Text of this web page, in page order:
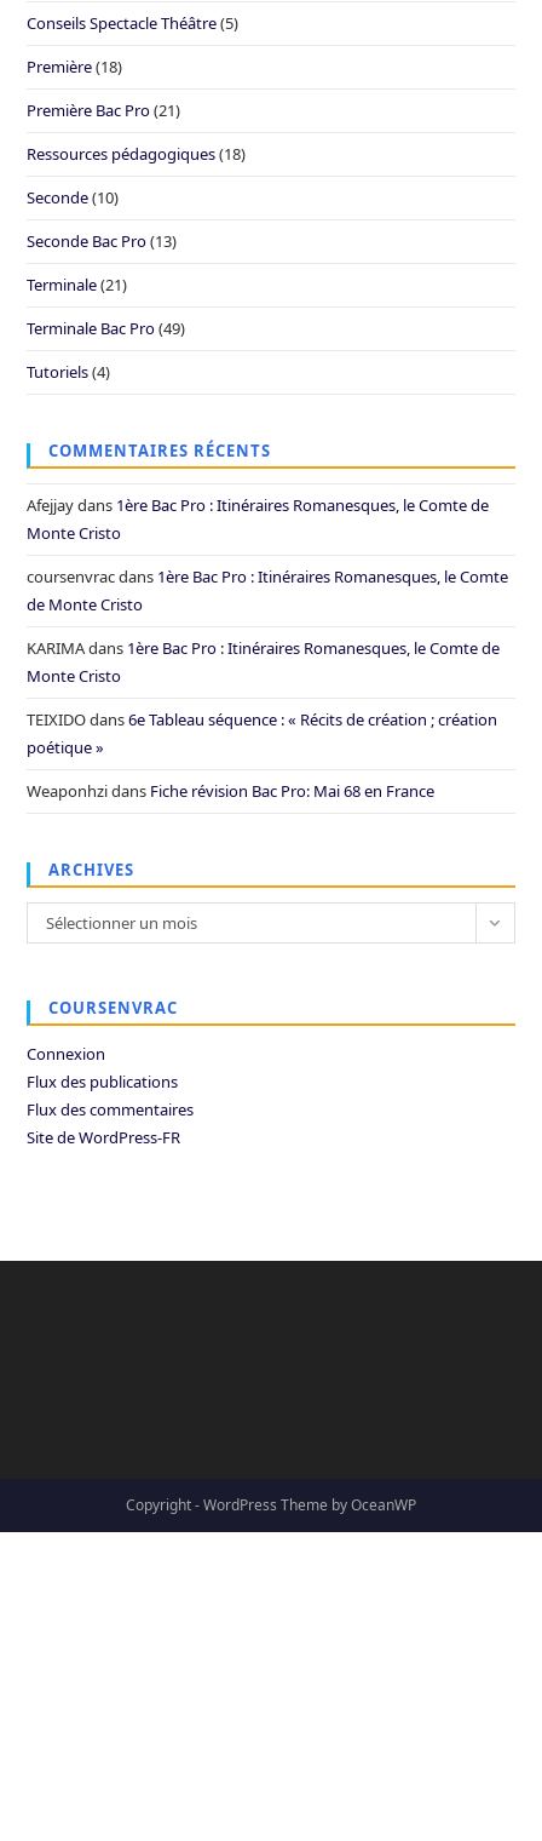
Conseils Spectacle Théâtre(5)
Première(18)
Première Bac Pro(21)
Ressources pédagogiques(18)
Seconde(10)
Seconde Bac Pro(13)
Terminale(21)
Terminale Bac Pro(49)
Tutoriels(4)
COMMENTAIRES RÉCENTS
Afejjaydans 1ère Bac Pro : Itinéraires Romanesques, le Comte de
Monte Cristo
coursenvracdans 1ère Bac Pro : Itinéraires Romanesques, le Comte
de Monte Cristo
KARIMAdans 1ère Bac Pro : Itinéraires Romanesques, le Comte de
Monte Cristo
TEIXIDOdans6e Tableau séquence : « Récits de création ; création
poétique »
Weaponhzidans Fiche révision Bac Pro: Mai 68 en France
ARCHIVES
Archives
Sélectionner un mois
COURSENVRAC
Connexion
Flux des publications
Flux des commentaires
Site de WordPress-FR
Copyright - WordPress Theme by OceanWP